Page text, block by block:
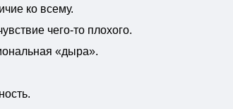
ко всему.
чего-то плохого.
«дыра».